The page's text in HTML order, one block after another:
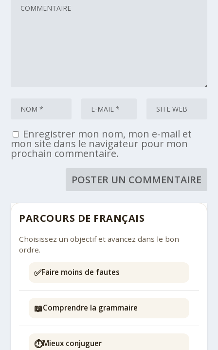
Enregistrer mon nom, mon e-mail et
mon site dans le navigateur pour mon
prochain commentaire.
PARCOURS DE FRANÇAIS
Choisissez un objectif et avancez dans le bon
ordre.
✅Faire moins de fautes
📖Comprendre la grammaire
⏱️Mieux conjuguer